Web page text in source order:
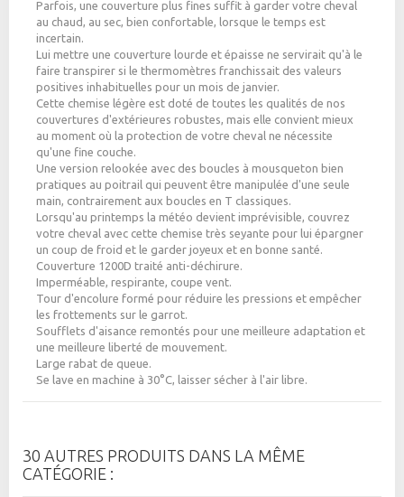
Parfois, une couverture plus fines suffit à garder votre cheval
au chaud, au sec, bien confortable, lorsque le temps est
incertain.
Lui mettre une couverture lourde et épaisse ne servirait qu'à le
faire transpirer si le thermomètres franchissait des valeurs
positives inhabituelles pour un mois de janvier.
Cette chemise légère est doté de toutes les qualités de nos
couvertures d'extérieures robustes, mais elle convient mieux
au moment où la protection de votre cheval ne nécessite
qu'une fine couche.
Une version relookée avec des boucles à mousqueton bien
pratiques au poitrail qui peuvent être manipulée d'une seule
main, contrairement aux boucles en T classiques.
Lorsqu'au printemps la météo devient imprévisible, couvrez
votre cheval avec cette chemise très seyante pour lui épargner
un coup de froid et le garder joyeux et en bonne santé.
Couverture 1200D traité anti-déchirure.
Imperméable, respirante, coupe vent.
Tour d'encolure formé pour réduire les pressions et empêcher
les frottements sur le garrot.
Soufflets d'aisance remontés pour une meilleure adaptation et
une meilleure liberté de mouvement.
Large rabat de queue.
Se lave en machine à 30°C, laisser sécher à l'air libre.
30 AUTRES PRODUITS DANS LA MÊME
CATÉGORIE :